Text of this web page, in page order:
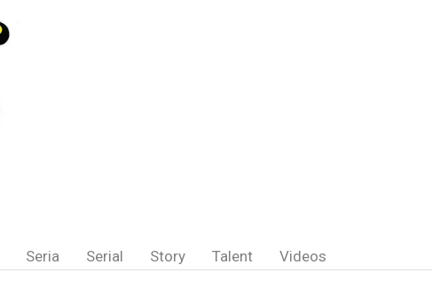
Seria Serial Story Talent Videos